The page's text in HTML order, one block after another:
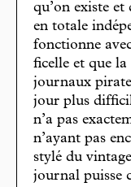
qu’on existe et
en totale
fonctionne
ficelle et que
journaux
jour plus
n’a pas
n’ayant pas
stylé du
journal puisse